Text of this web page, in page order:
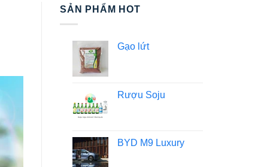
SẢN PHẨM HOT
Gạo lứt
Rượu Soju
BYD M9 Luxury